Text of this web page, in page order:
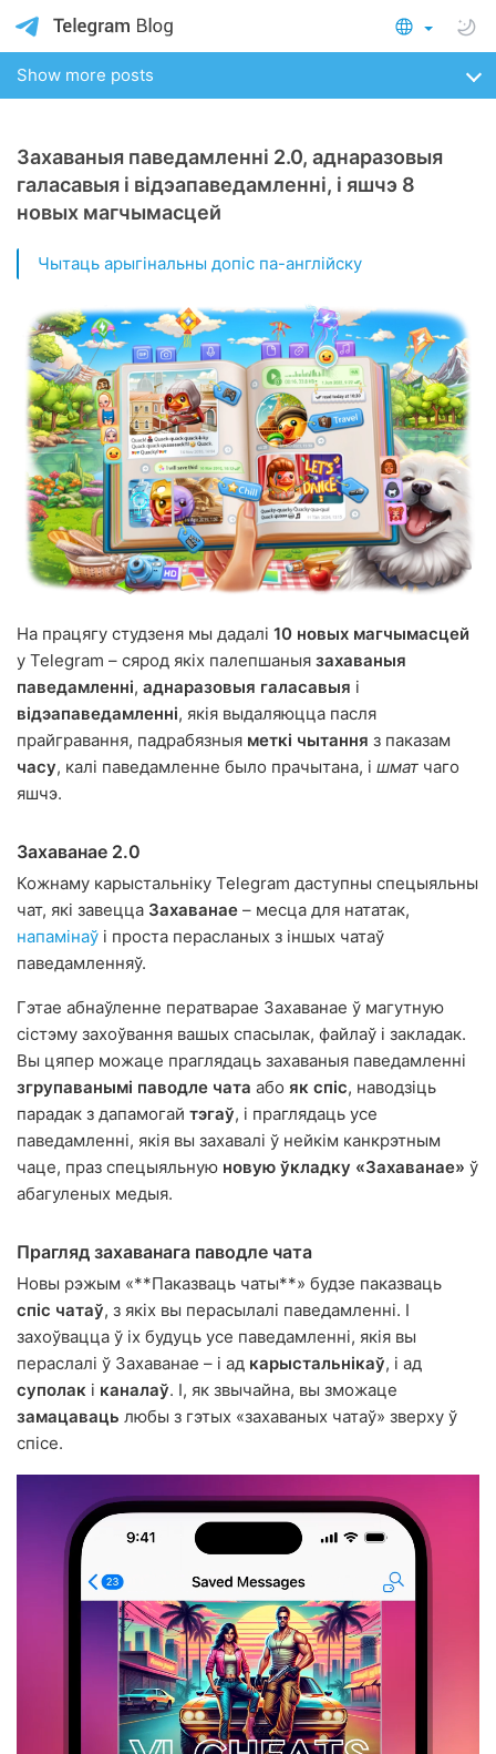
Show more posts
Захаваныя паведамленні 2.0, аднаразовыя
галасавыя і відэапаведамленні, і яшчэ 8
новых магчымасцей
Чытаць арыгінальны допіс па-англійску
На працягу студзеня мы дадалі 10 новых магчымасцей
у Telegram – сярод якіх палепшаныя захаваныя
паведамленні, аднаразовыя галасавыя і
відэапаведамленні, якія выдаляюцца пасля
прайгравання, падрабязныя меткі чытання з паказам
часу, калі паведамленне было прачытана, і шмат чаго
яшчэ.
Захаванае 2.0
Кожнаму карыстальніку Telegram даступны спецыяльны
чат, які завецца Захаванае – месца для нататак,
напамінаў і проста перасланых з іншых чатаў
паведамленняў.
Гэтае абнаўленне ператварае Захаванае ў магутную
сістэму захоўвання вашых спасылак, файлаў і закладак.
Вы цяпер можаце праглядаць захаваныя паведамленні
згрупаванымі паводле чата або як спіс, наводзіць
парадак з дапамогай тэгаў, і праглядаць усе
паведамленні, якія вы захавалі ў нейкім канкрэтным
чаце, праз спецыяльную новую ўкладку «Захаванае» ў
абагуленых медыя.
Прагляд захаванага паводле чата
Новы рэжым «**Паказваць чаты**» будзе паказваць
спіс чатаў, з якіх вы перасылалі паведамленні. І
захоўвацца ў іх будуць усе паведамленні, якія вы
пераслалі ў Захаванае – і ад карыстальнікаў, і ад
суполак і каналаў. І, як звычайна, вы зможаце
замацаваць любы з гэтых «захаваных чатаў» зверху ў
спісе.